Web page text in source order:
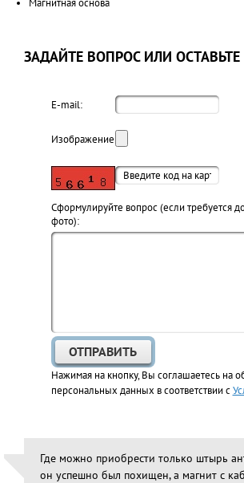
Магнитная основа
ЗАДАЙТЕ ВОПРОС ИЛИ
E-mail:
Изображение:
Cформулируйте вопрос (если требуется
фото):
Нажимая на кнопку, Вы соглашаетесь на
персональных данных в соответствии с
Где можно приобрести только штырь
он успешно был похищен, а магнит с